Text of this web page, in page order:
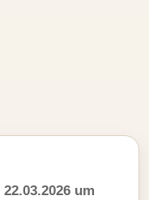
22.03.2026 um